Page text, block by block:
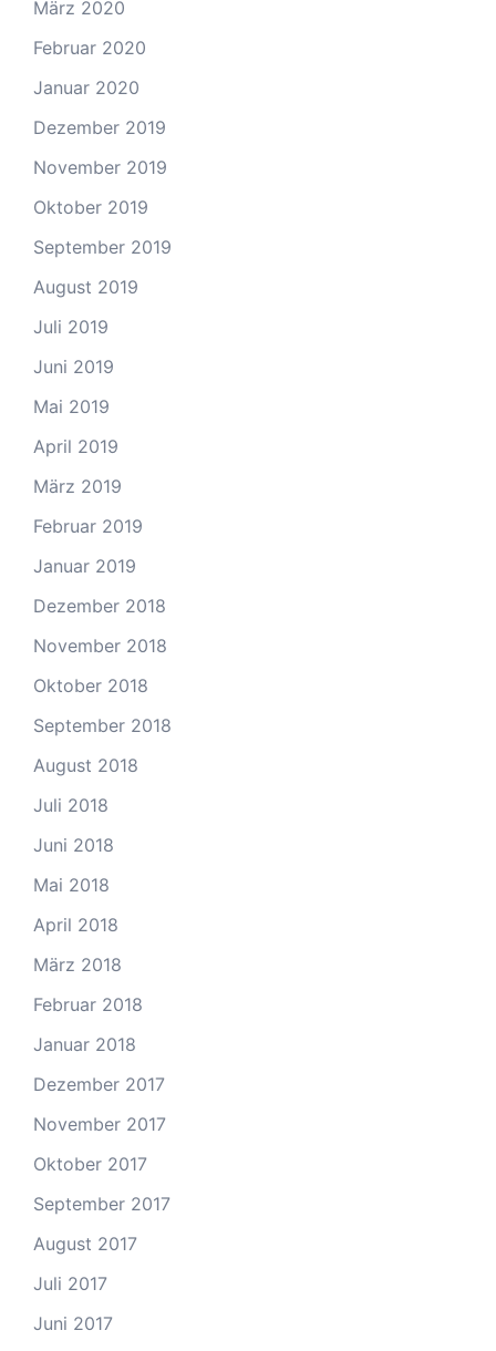
März 2020
Februar 2020
Januar 2020
Dezember 2019
November 2019
Oktober 2019
September 2019
August 2019
Juli 2019
Juni 2019
Mai 2019
April 2019
März 2019
Februar 2019
Januar 2019
Dezember 2018
November 2018
Oktober 2018
September 2018
August 2018
Juli 2018
Juni 2018
Mai 2018
April 2018
März 2018
Februar 2018
Januar 2018
Dezember 2017
November 2017
Oktober 2017
September 2017
August 2017
Juli 2017
Juni 2017